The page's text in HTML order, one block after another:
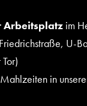
Arbeitsplatz im
U-
in